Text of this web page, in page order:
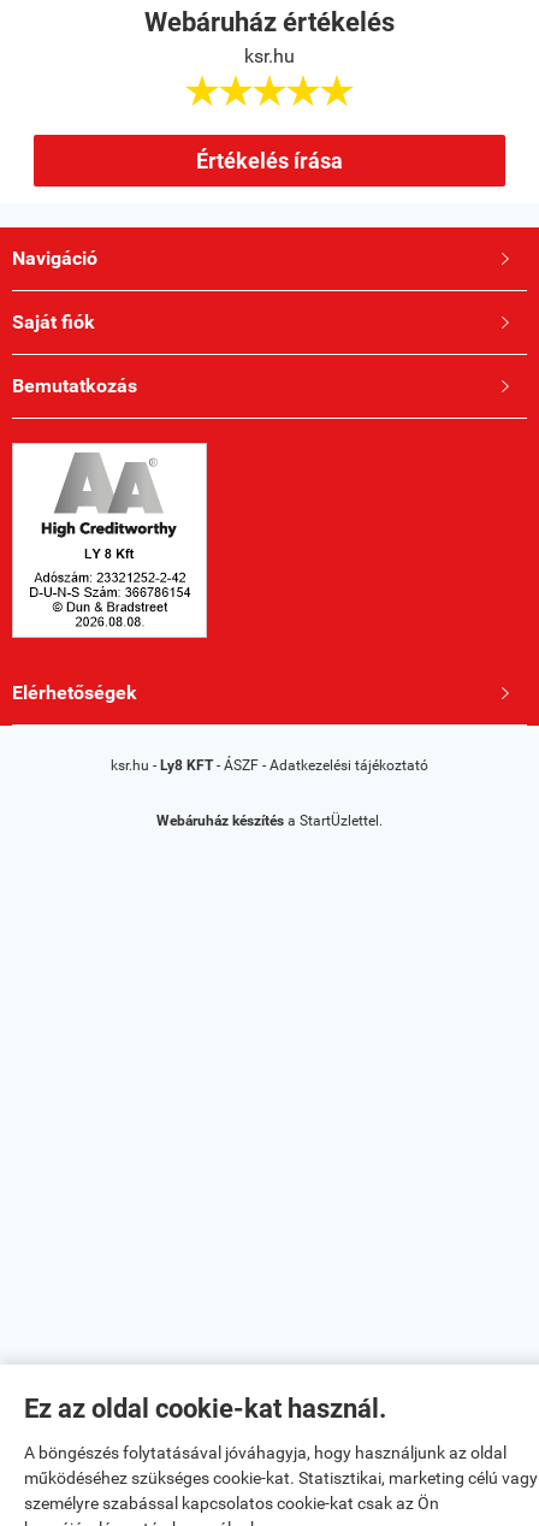
Ez az oldal cookie-kat használ.
A böngészés folytatásával jóváhagyja, hogy használjunk az oldal
működéséhez szükséges cookie-kat. Statisztikai, marketing célú vagy
személyre szabással kapcsolatos cookie-kat csak az Ön
Webáruház értékelés
ksr.hu

Értékelés írása
Navigáció 
Saját fiók 
Bemutatkozás 
Elérhetőségek 
ksr.hu - Ly8 KFT- ÁSZF - Adatkezelési tájékoztató
Webáruház készítés a StartÜzlettel.